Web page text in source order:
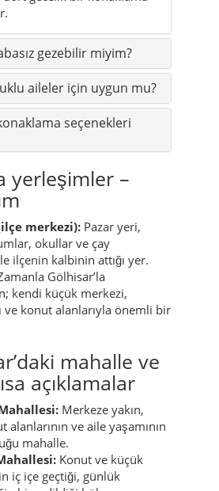
gezebilir miyim?
aileler için uygun mu?
seçenekleri
yerleşimler –
merkezi): Pazar yeri,
okullar ve çay
ilçenin kalbinin attığı yer.
Gölhisar’la
kendi küçük merkezi,
ve konut alanlarıyla önemli bir
mahalle ve
açıklamalar
Merkeze yakın,
alanlarının ve aile yaşamının
mahalle.
Konut ve küçük
iç içe geçtiği, günlük